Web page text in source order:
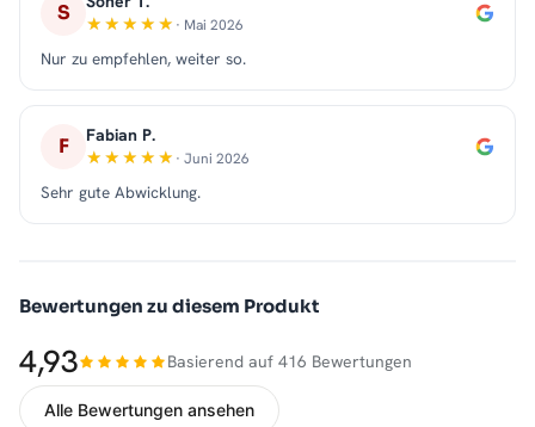
S · Mai 2026
Nur zu empfehlen, weiter so.
F Fabian P.
· Juni 2026
Sehr gute Abwicklung.
Bewertungen zu diesem Produkt
4,93 Basierend auf 416 Bewertungen
Alle Bewertungen ansehen